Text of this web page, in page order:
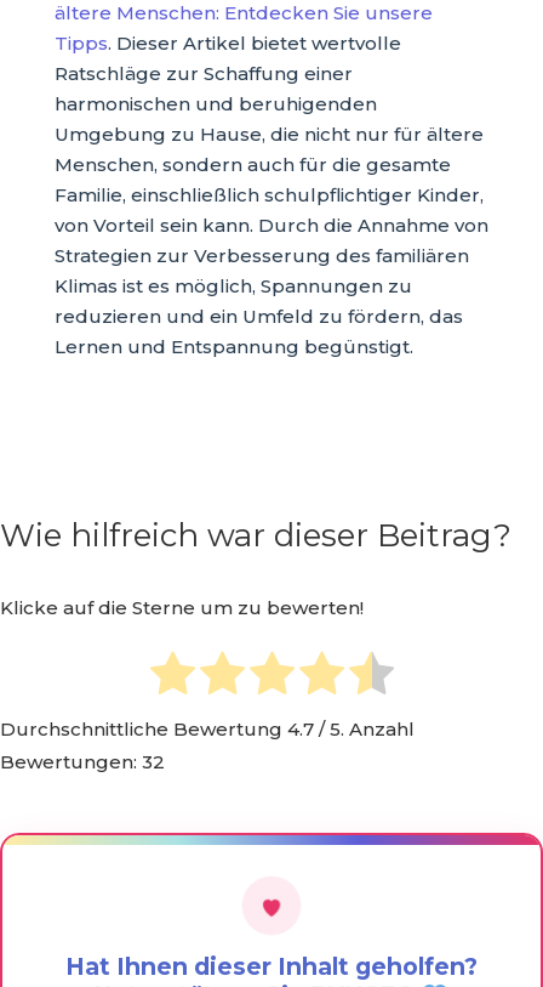
ältere Menschen: Entdecken Sie unsere
Tipps. Dieser Artikel bietet wertvolle
Ratschläge zur Schaffung einer
harmonischen und beruhigenden
Umgebung zu Hause, die nicht nur für ältere
Menschen, sondern auch für die gesamte
Familie, einschließlich schulpflichtiger Kinder,
von Vorteil sein kann. Durch die Annahme von
Strategien zur Verbesserung des familiären
Klimas ist es möglich, Spannungen zu
reduzieren und ein Umfeld zu fördern, das
Lernen und Entspannung begünstigt.
Wie hilfreich war dieser Beitrag?
Klicke auf die Sterne um zu bewerten!
Durchschnittliche Bewertung 4.7 / 5. Anzahl
Bewertungen: 32
Hat Ihnen dieser Inhalt geholfen?